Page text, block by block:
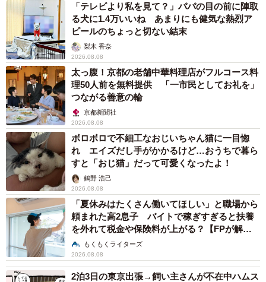
一般人への誹謗中傷の内容について（提供画像）
一般人への誹謗中傷の経験がある70人に、その内容を4種類
から選んでもらったところ、こちらも「容姿や性格、人格
に関する悪口」（77.1％）が最多に。ほか、「プライバシ
ー情報の暴露」（17.1％）、「虚偽または真偽不明情報を
流す」（11.4％）と続きました。
具体的には、「私も書かれたから同じことをした。書かれ
た人の気持ちも考えてみたらいいと思ったから」（40代女
性）、「お客様の声で、匿名で中傷するようなコメントを
した」（30代女性）、「職場の握りつぶされた不祥事を匿
名掲示板に投稿した」（50代男性）、「知人女性のダブル
不倫相手の会社の口コミにコメントした」（50代男性）、
「夫が元勤めていた会社への誹謗中傷。残業代の未払いが
あり過ぎて腹が立ったから」（40代女性）といったコメン
トが寄せられました。
「テレビより私を見て？」パパの目の前に陣取
る犬に1.4万いいね あまりにも健気な熱烈ア
ピールのちょっと切ない結末
梨木 香奈
2026.08.08
太っ腹！京都の老舗中華料理店がフルコース料
理50人前を無料提供 「一市民としてお礼を」
つながる善意の輪
京都新聞社
2026.08.08
ボロボロで不細工なおじいちゃん猫に一目惚
れ エイズだし手がかかるけど…おうちで暮ら
すと「おじ猫」だって可愛くなったよ！
鶴野 浩己
2026.08.08
「夏休みはたくさん働いてほしい」と職場から
頼まれた高2息子 バイトで稼ぎすぎると扶養
を外れて税金や保険料が上がる？【FPが解
説】もくもくライターズ
2026.08.08
2泊3日の東京出張→飼い主さんが不在中ハムス